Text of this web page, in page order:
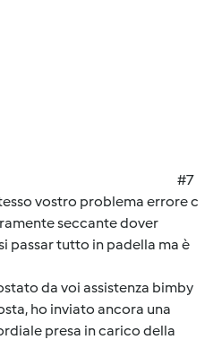
#7
vostro problema errore c
seccante dover
passar tutto in padella ma è
da voi assistenza bimby
ho inviato ancora una
presa in carico della